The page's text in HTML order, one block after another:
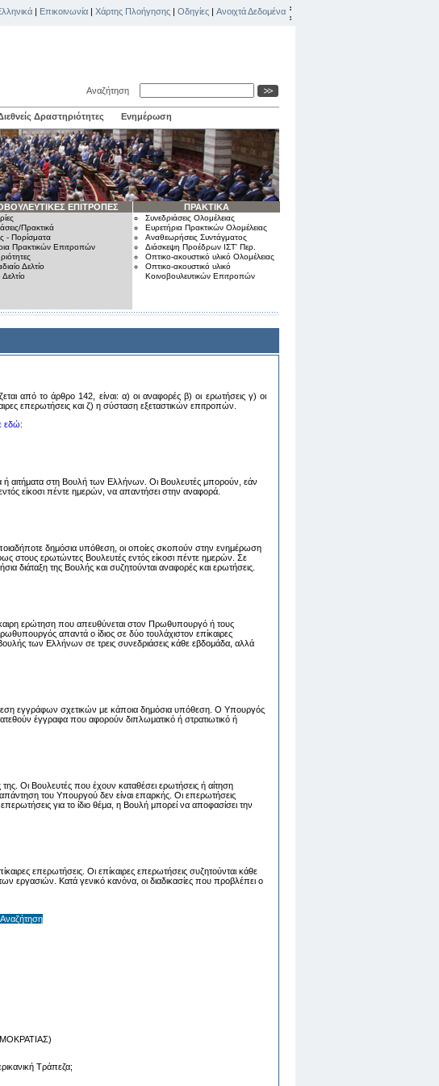
| Επικοινωνία | Χάρτης Πλοήγησης | Οδηγίες | Ανοιχτά Δεδομένα
Αναζήτηση
Δραστηριότητες Ενημέρωση
ΕΠΙΤΡΟΠΕΣ
Πρακτικά
- Πορίσματα
Πρακτικών Επιτροπών
Δελτίο
ΠΡΑΚΤΙΚΑ
Συνεδριάσεις Ολομέλειας
Ευρετήρια Πρακτικών Ολομέλειας
Αναθεωρήσεις Συντάγματος
Διάσκεψη Προέδρων ΙΣΤ' Περ.
Οπτικο-ακουστικό υλικό Ολομέλειας
Οπτικο-ακουστικό υλικό
Κοινοβουλευτικών Επιτροπών
από τo άρθρo 142, είναι: α) oι αναφoρές β) oι ερωτήσεις γ) oι
επερωτήσεις και ζ) η σύσταση εξεταστικών επιτροπών.
εδώ:
στη Βουλή των Ελλήνων. Οι Βουλευτές μπορούν, εάν
είκοσι πέντε ημερών, να απαντήσει στην αναφορά.
δημόσια υπόθεση, οι οποίες σκοπούν στην ενημέρωση
στους ερωτώντες Βουλευτές εντός είκοσι πέντε ημερών. Σε
διάταξη της Βουλής και συζητούνται αναφορές και ερωτήσεις.
ερώτηση που απευθύνεται στον Πρωθυπουργό ή τους
απαντά ο ίδιος σε δύο τουλάχιστον επίκαιρες
των Ελλήνων σε τρεις συνεδριάσεις κάθε εβδομάδα, αλλά
εγγράφων σχετικών με κάποια δημόσια υπόθεση. Ο Υπουργός
έγγραφα που αφορούν διπλωματικό ή στρατιωτικό ή
Οι Βουλευτές που έχουν καταθέσει ερωτήσεις ή αίτηση
του Υπουργού δεν είναι επαρκής. Οι επερωτήσεις
για το ίδιο θέμα, η Βουλή μπορεί να αποφασίσει την
επερωτήσεις. Οι επίκαιρες επερωτήσεις συζητούνται κάθε
εργασιών. Κατά γενικό κανόνα, οι διαδικασίες που προβλέπει ο
Αναζήτηση
Τράπεζα;